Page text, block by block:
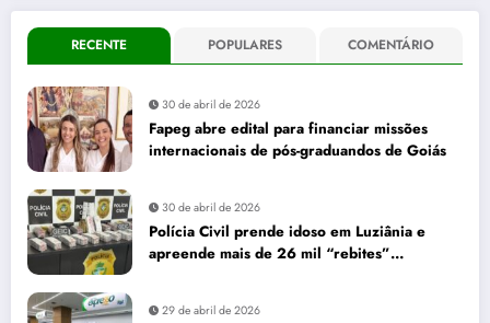
RECENTE POPULARES COMENTÁRIO
30 de abril de 2026
Fapeg abre edital para financiar missões
internacionais de pós-graduandos de Goiás
30 de abril de 2026
Polícia Civil prende idoso em Luziânia e
apreende mais de 26 mil “rebites”
29 de abril de 2026